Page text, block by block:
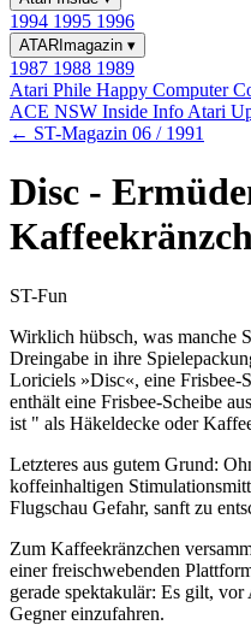
1994 1995 1996
ATARImagazin ▾
1987 1988 1989
Atari Phile Happy Computer
ACE NSW Inside Info Atari
← ST-Magazin 06 / 1991
Disc -
ST-Fun
Wirklich hübsch, was manche
Dreingabe in ihre
Loriciels »Disc«, eine
enthält eine Frisbee-Scheibe
ist " als Häkeldecke oder
Letzteres aus gutem Grund:
koffeinhaltigen
Flugschau Gefahr, sanft zu
Zum Kaffeekränzchen
einer freischwebenden
gerade spektakulär: Es gilt,
Gegner einzufahren.